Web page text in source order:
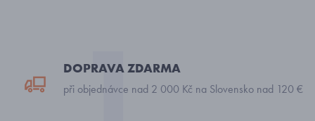
DOPRAVA ZDARMA
při objednávce nad 2 000 Kč na Slovensko nad 120 €